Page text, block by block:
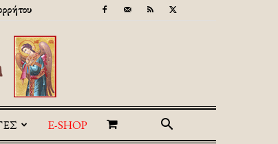
E-SHOP